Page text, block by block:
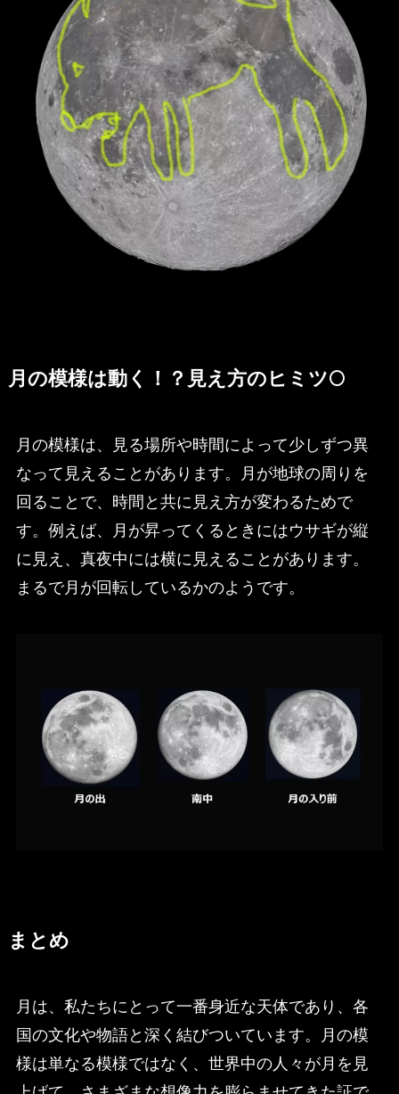
月の模様は動く！？見え方のヒミツ🌕
月の模様は、見る場所や時間によって少しずつ異
なって見えることがあります。月が地球の周りを
回ることで、時間と共に見え方が変わるためで
す。例えば、月が昇ってくるときにはウサギが縦
に見え、真夜中には横に見えることがあります。
まるで月が回転しているかのようです。
まとめ
月は、私たちにとって一番身近な天体であり、各
国の文化や物語と深く結びついています。月の模
様は単なる模様ではなく、世界中の人々が月を見